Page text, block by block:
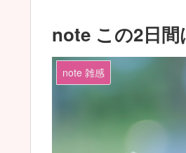
note この2日間
note 雑感